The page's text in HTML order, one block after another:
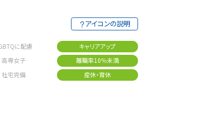
アイコンの説明
に配慮
キャリアアップ
高専女子
離職率10％未満
社宅完備
産休・育休